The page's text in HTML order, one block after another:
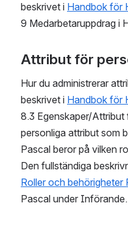
beskrivet i Handbok för
9 Medarbetaruppdrag i
Attribut för
Hur du administrerar
beskrivet i Handbok för
8.3 Egenskaper/Attribut
personliga attribut som
Pascal beror på vilken
Roller och behörigheter
Pascal under Införande.